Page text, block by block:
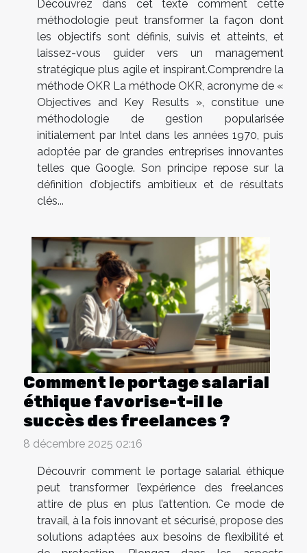
Découvrez dans cet texte comment cette
méthodologie peut transformer la façon dont
les objectifs sont définis, suivis et atteints, et
laissez-vous guider vers un management
stratégique plus agile et inspirant.Comprendre la
méthode OKR La méthode OKR, acronyme de «
Objectives and Key Results », constitue une
méthodologie de gestion popularisée
initialement par Intel dans les années 1970, puis
adoptée par de grandes entreprises innovantes
telles que Google. Son principe repose sur la
définition d’objectifs ambitieux et de résultats
clés...
Comment le portage salarial
éthique favorise-t-il le
succès des freelances ?
8 décembre 2025 02:16
Découvrir comment le portage salarial éthique
peut transformer l’expérience des freelances
attire de plus en plus l’attention. Ce mode de
travail, à la fois innovant et sécurisé, propose des
solutions adaptées aux besoins de flexibilité et